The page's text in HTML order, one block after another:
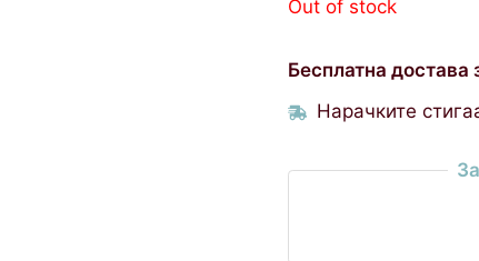
Out of stock
Бесплатна достава
Нарачките